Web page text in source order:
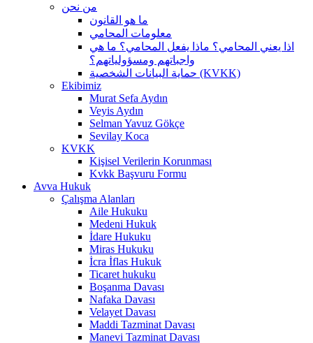
من نحن
ما هو القانون
معلومات المحامي
اذا يعني المحامي؟ ماذا يفعل المحامي؟ ما هي
واجباتهم ومسؤولياتهم؟
حماية البيانات الشخصية (KVKK)
Ekibimiz
Murat Sefa Aydın
Veyis Aydın
Selman Yavuz Gökçe
Sevilay Koca
KVKK
Kişisel Verilerin Korunması
Kvkk Başvuru Formu
Avva Hukuk
Çalışma Alanları
Aile Hukuku
Medeni Hukuk
İdare Hukuku
Miras Hukuku
İcra İflas Hukuk
Ticaret hukuku
Boşanma Davası
Nafaka Davası
Velayet Davası
Maddi Tazminat Davası
Manevi Tazminat Davası